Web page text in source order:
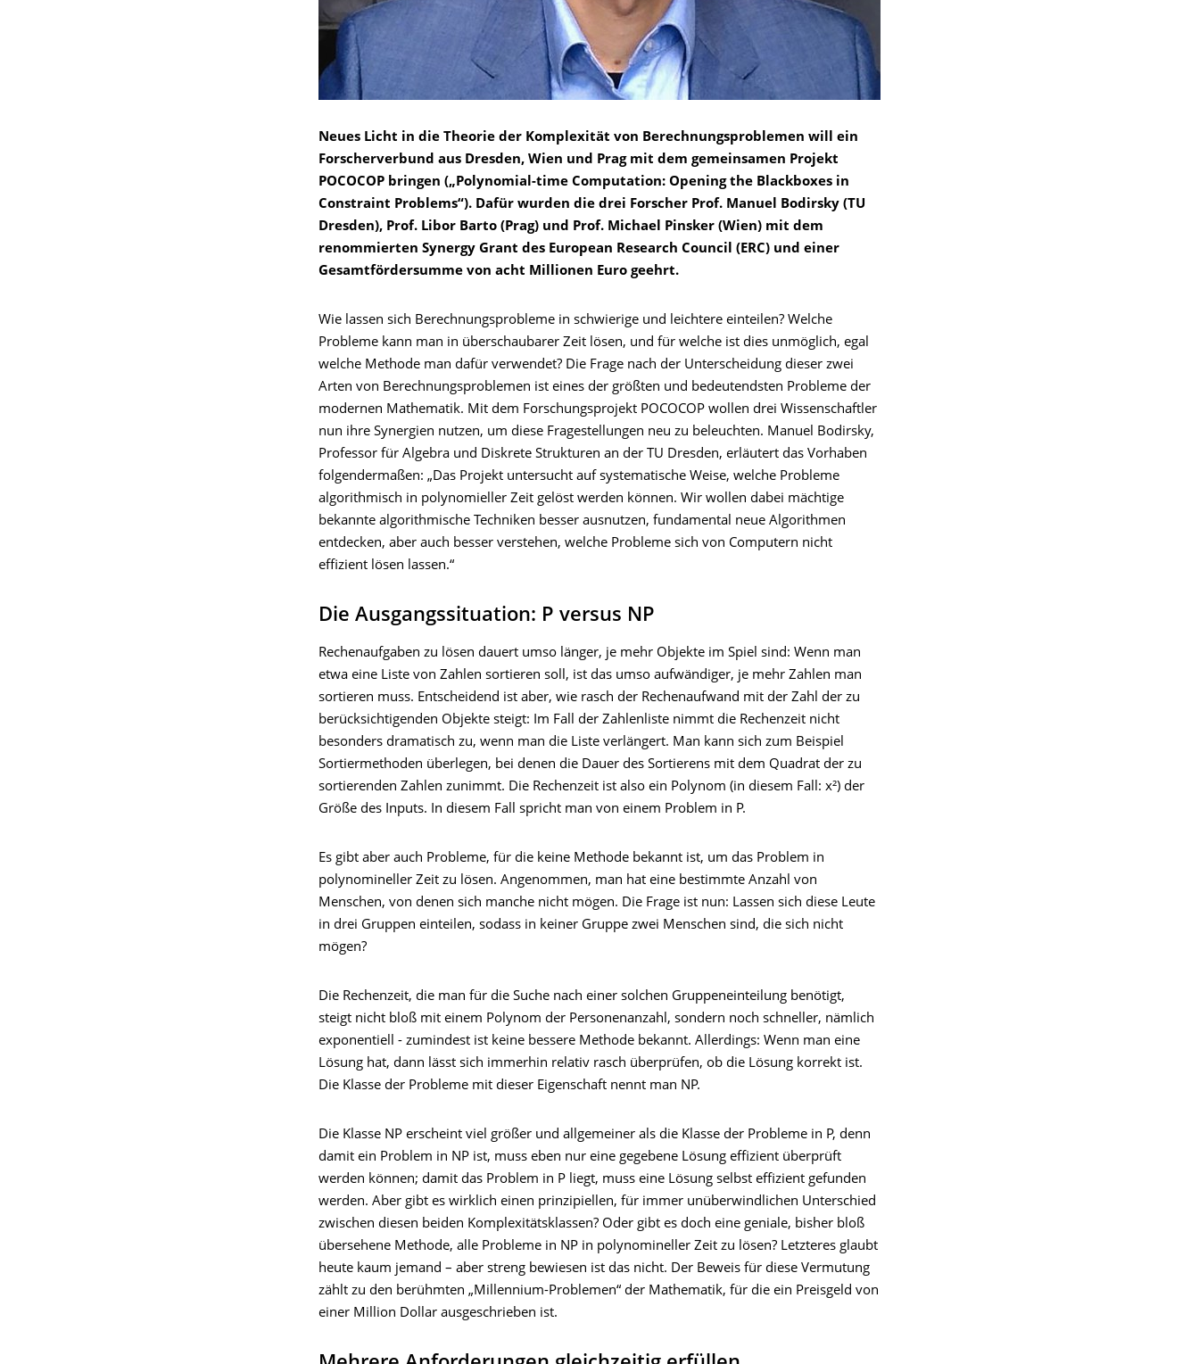
Neues Licht in die Theorie der Komplexität von Berechnungsproblemen will ein
Forscherverbund aus Dresden, Wien und Prag mit dem gemeinsamen Projekt
POCOCOP bringen („Polynomial-time Computation: Opening the Blackboxes in
Constraint Problems“). Dafür wurden die drei Forscher Prof. Manuel Bodirsky (TU
Dresden), Prof. Libor Barto (Prag) und Prof. Michael Pinsker (Wien) mit dem
renommierten Synergy Grant des European Research Council (ERC) und einer
Gesamtfördersumme von acht Millionen Euro geehrt.
Wie lassen sich Berechnungsprobleme in schwierige und leichtere einteilen? Welche
Probleme kann man in überschaubarer Zeit lösen, und für welche ist dies unmöglich, egal
welche Methode man dafür verwendet? Die Frage nach der Unterscheidung dieser zwei
Arten von Berechnungsproblemen ist eines der größten und bedeutendsten Probleme der
modernen Mathematik. Mit dem Forschungsprojekt POCOCOP wollen drei Wissenschaftler
nun ihre Synergien nutzen, um diese Fragestellungen neu zu beleuchten. Manuel Bodirsky,
Professor für Algebra und Diskrete Strukturen an der TU Dresden, erläutert das Vorhaben
folgendermaßen: „Das Projekt untersucht auf systematische Weise, welche Probleme
algorithmisch in polynomieller Zeit gelöst werden können. Wir wollen dabei mächtige
bekannte algorithmische Techniken besser ausnutzen, fundamental neue Algorithmen
entdecken, aber auch besser verstehen, welche Probleme sich von Computern nicht
effizient lösen lassen.“
Die Ausgangssituation: P versus NP
Rechenaufgaben zu lösen dauert umso länger, je mehr Objekte im Spiel sind: Wenn man
etwa eine Liste von Zahlen sortieren soll, ist das umso aufwändiger, je mehr Zahlen man
sortieren muss. Entscheidend ist aber, wie rasch der Rechenaufwand mit der Zahl der zu
berücksichtigenden Objekte steigt: Im Fall der Zahlenliste nimmt die Rechenzeit nicht
besonders dramatisch zu, wenn man die Liste verlängert. Man kann sich zum Beispiel
Sortiermethoden überlegen, bei denen die Dauer des Sortierens mit dem Quadrat der zu
sortierenden Zahlen zunimmt. Die Rechenzeit ist also ein Polynom (in diesem Fall: x²) der
Größe des Inputs. In diesem Fall spricht man von einem Problem in P.
Es gibt aber auch Probleme, für die keine Methode bekannt ist, um das Problem in
polynomineller Zeit zu lösen. Angenommen, man hat eine bestimmte Anzahl von
Menschen, von denen sich manche nicht mögen. Die Frage ist nun: Lassen sich diese Leute
in drei Gruppen einteilen, sodass in keiner Gruppe zwei Menschen sind, die sich nicht
mögen?
Die Rechenzeit, die man für die Suche nach einer solchen Gruppeneinteilung benötigt,
steigt nicht bloß mit einem Polynom der Personenanzahl, sondern noch schneller, nämlich
exponentiell - zumindest ist keine bessere Methode bekannt. Allerdings: Wenn man eine
Lösung hat, dann lässt sich immerhin relativ rasch überprüfen, ob die Lösung korrekt ist.
Die Klasse der Probleme mit dieser Eigenschaft nennt man NP.
Die Klasse NP erscheint viel größer und allgemeiner als die Klasse der Probleme in P, denn
damit ein Problem in NP ist, muss eben nur eine gegebene Lösung eﬃzient überprüft
werden können; damit das Problem in P liegt, muss eine Lösung selbst eﬃzient gefunden
werden. Aber gibt es wirklich einen prinzipiellen, für immer unüberwindlichen Unterschied
zwischen diesen beiden Komplexitätsklassen? Oder gibt es doch eine geniale, bisher bloß
übersehene Methode, alle Probleme in NP in polynomineller Zeit zu lösen? Letzteres glaubt
heute kaum jemand – aber streng bewiesen ist das nicht. Der Beweis für diese Vermutung
zählt zu den berühmten „Millennium-Problemen“ der Mathematik, für die ein Preisgeld von
einer Million Dollar ausgeschrieben ist.